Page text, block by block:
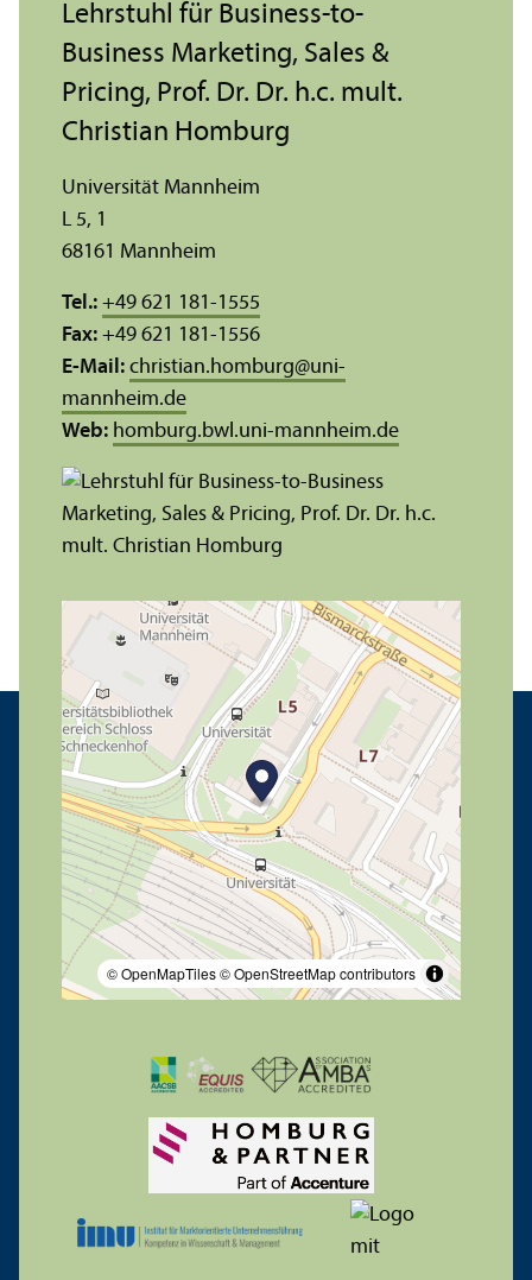
© OpenMapTiles© OpenStreetMap contributors
Lehr­stuhl für Business-to-
Business Marketing, Sales &
Pricing, Prof. Dr. Dr. h.c. mult.
Christian Homburg
Universität Mannheim
L 5, 1
68161 Mannheim
Tel.: +49 621 181-1555
Fax: +49 621 181-1556
E-Mail: christian.homburg@uni-
mannheim.de
Web: homburg.bwl.uni-mannheim.de